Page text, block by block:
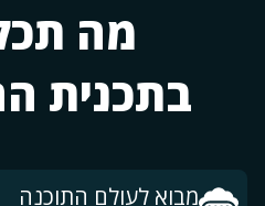
מה
בתכנית
מבוא לעולם התוכנה